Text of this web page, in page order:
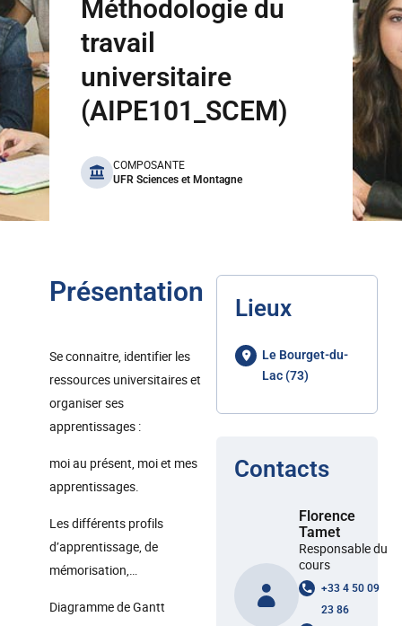
Méthodologie du
travail
universitaire
(AIPE101_SCEM)
benefits
COMPOSANTE
UFR Sciences et Montagne
Présentation
Se connaitre, identifier les
ressources universitaires et
organiser ses
apprentissages :
moi au présent, moi et mes
apprentissages.
Les différents profils
d’apprentissage, de
mémorisation,…
Diagramme de Gantt
Lieux
Le Bourget-du-
Lac (73)
Contacts
Florence
Tamet
Responsable du
cours
+33 4 50 09
23 86